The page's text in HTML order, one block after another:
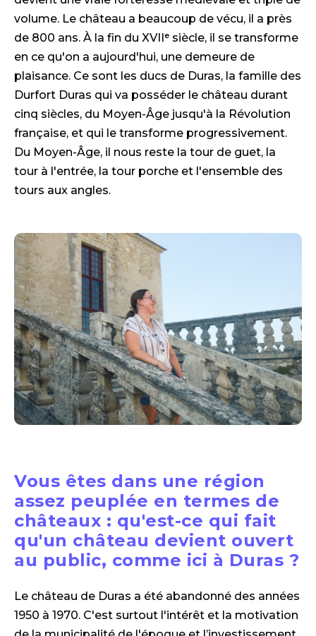
volume. Le château a beaucoup de vécu, il a près
de 800 ans. À la fin du XVIIᵉ siècle, il se transforme
en ce qu'on a aujourd'hui, une demeure de
plaisance. Ce sont les ducs de Duras, la famille des
Durfort Duras qui va posséder le château durant
cinq siècles, du Moyen-Âge jusqu'à la Révolution
française, et qui le transforme progressivement.
Du Moyen-Âge, il nous reste la tour de guet, la
tour à l'entrée, la tour porche et l'ensemble des
tours aux angles.
Vous êtes dans une région
assez peuplée en termes de
châteaux : qu'est-ce qui fait
qu'un château devient ouvert
au public, comme ici à Duras ?
Le château de Duras a été abandonné des années
1950 à 1970. C'est surtout l'intérêt et la motivation